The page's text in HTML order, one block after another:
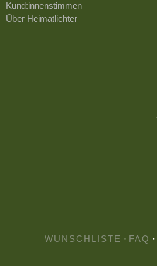
Kund:innenstimmen
Über Heimatlichter
WUNSCHLISTE · FAQ ·